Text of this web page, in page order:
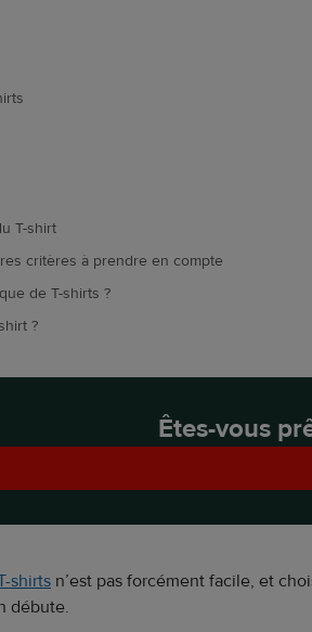
T-shirt
critères à prendre en compte
de T-shirts ?
?
Êtes-vous
shirts n’est pas forcément facile, et
débute.